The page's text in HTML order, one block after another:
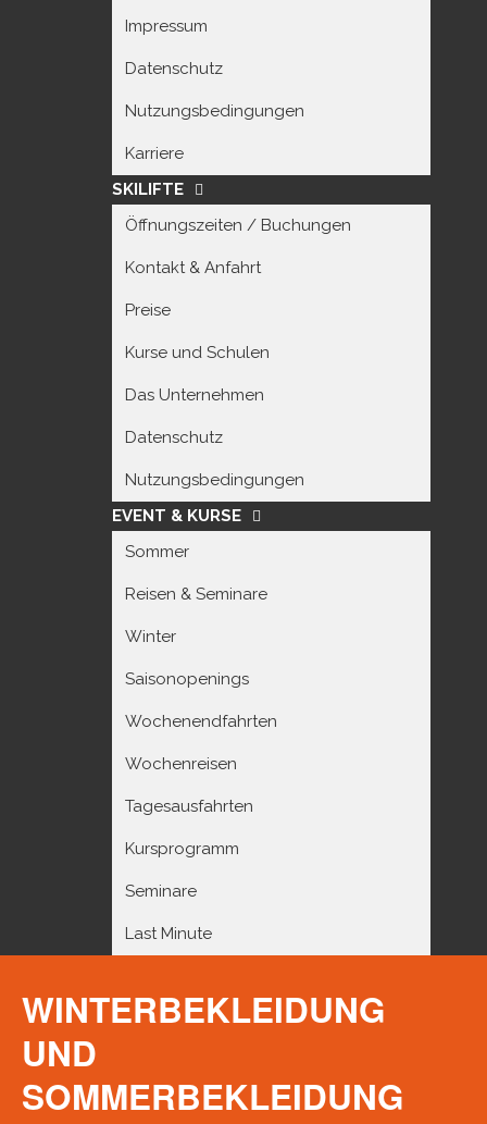
Impressum
Datenschutz
Nutzungsbedingungen
Karriere
SKILIFTE
Öffnungszeiten / Buchungen
Kontakt & Anfahrt
Preise
Kurse und Schulen
Das Unternehmen
Datenschutz
Nutzungsbedingungen
EVENT & KURSE
Sommer
Reisen & Seminare
Winter
Saisonopenings
Wochenendfahrten
Wochenreisen
Tagesausfahrten
Kursprogramm
Seminare
Last Minute
WINTERBEKLEIDUNG
UND
SOMMERBEKLEIDUNG